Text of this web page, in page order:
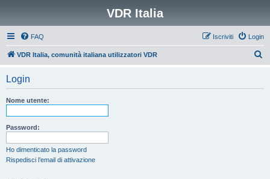
VDR Italia
FAQ Login
Iscriviti
VDR Italia, comunità italiana utilizzatori VDR
Login
Nome utente:
Password:
Ho dimenticato la password
Rispedisci l’email di attivazione